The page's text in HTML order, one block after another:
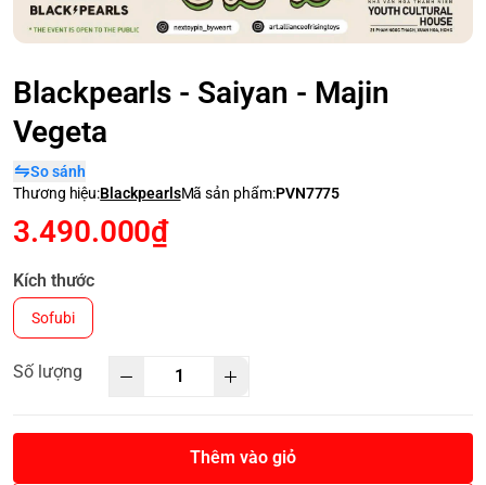
Blackpearls - Saiyan - Majin
Vegeta
So sánh
Thương hiệu:BlackpearlsMã sản phẩm:PVN7775
3.490.000₫
Kích thước
Sofubi
Số lượng
Thêm vào giỏ